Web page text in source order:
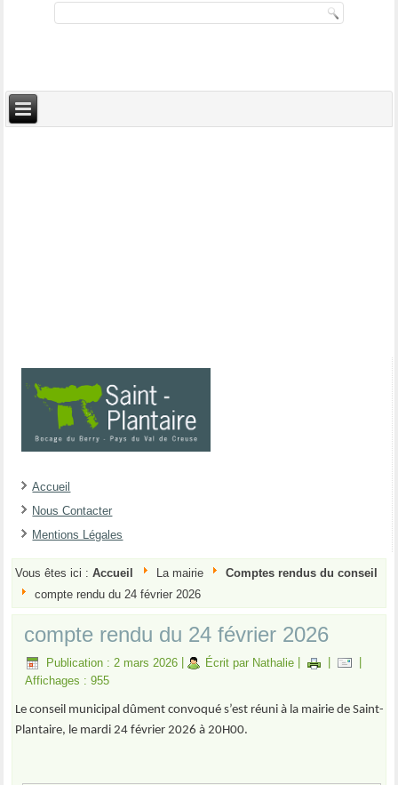
Accueil
Nous Contacter
Mentions Légales
Vous êtes ici :Accueil La mairie
Comptes rendus du conseil
compte rendu du 24 février 2026
compte rendu du 24 février 2026
Publication : 2 mars 2026 Écrit par Nathalie
Affichages : 955
Le conseil municipal dûment convoqué s’est réuni à la mairie de Saint-
Plantaire, le mardi 24 février 2026 à 20H00.